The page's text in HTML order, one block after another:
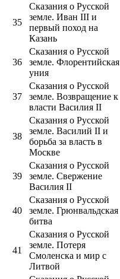
35
Сказания о Русской
земле. Иван III и
первый поход на
Казань
36
Сказания о Русской
земле. Флорентийская
уния
37
Сказания о Русской
земле. Возвращение к
власти Василия II
38
Сказания о Русской
земле. Василий II и
борьба за власть в
Москве
39
Сказания о Русской
земле. Свержение
Василия II
40
Сказания о Русской
земле. Грюнвальдская
битва
41
Сказания о Русской
земле. Потеря
Смоленска и мир с
Литвой